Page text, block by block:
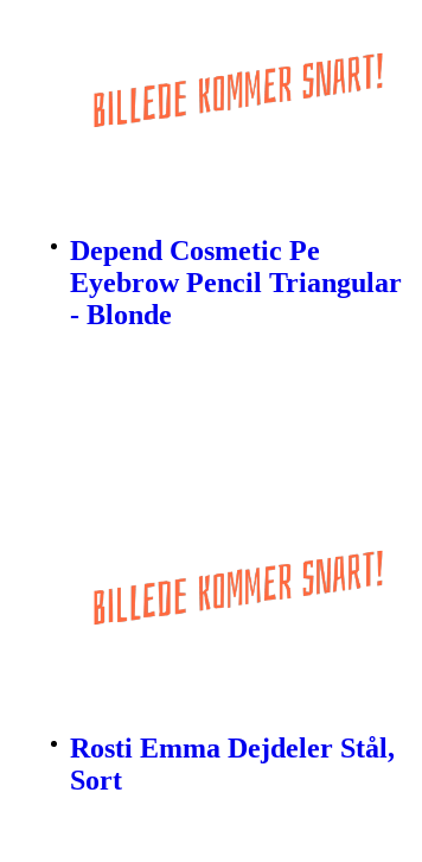
Depend Cosmetic Pe
Eyebrow Pencil Triangular
- Blonde
Rosti Emma Dejdeler Stål,
Sort